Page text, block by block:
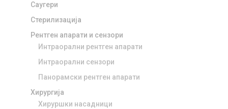
Саугери
Стерилизација
Рентген апарати и сензори
Интраорални рентген апарати
Интраорални сензори
Панорамски рентген апарати
Хирургија
Хируршки насадници